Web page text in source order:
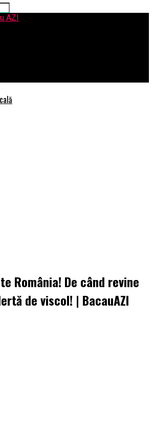
România! De când revine
de viscol! | BacauAZI